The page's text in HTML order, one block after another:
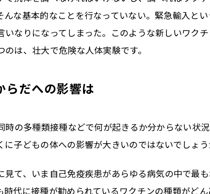
んな基本的なことを行なっていない。緊急輸入と
いなりになってしまった。このような新しいワク
のは、壮大で危険な人体実験です。
らだへの影響は
同時の多種類接種などで何が起きるか分からない状
に子どもの体への影響が大きいのではないでしょう
て、いま自己免疫疾患があらゆる病気の中で最
時代に接種が勧められているワクチンの種類がど